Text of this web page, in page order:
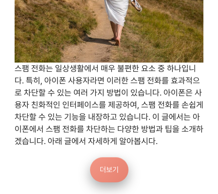
스팸 전화는 일상생활에서 매우 불편한 요소 중 하나입니
다. 특히, 아이폰 사용자라면 이러한 스팸 전화를 효과적으
로 차단할 수 있는 여러 가지 방법이 있습니다. 아이폰은 사
용자 친화적인 인터페이스를 제공하여, 스팸 전화를 손쉽게
차단할 수 있는 기능을 내장하고 있습니다. 이 글에서는 아
이폰에서 스팸 전화를 차단하는 다양한 방법과 팁을 소개하
겠습니다. 아래 글에서 자세하게 알아봅시다.
더보기